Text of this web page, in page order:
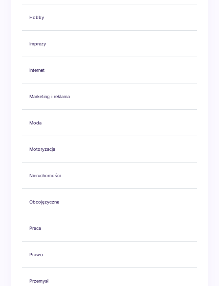
Hobby
Imprezy
Internet
Marketing i reklama
Moda
Motoryzacja
Nieruchomości
Obcojęzyczne
Praca
Prawo
Przemysł